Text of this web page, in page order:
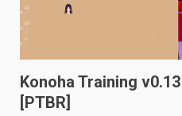
Konoha Training v0.13
[PTBR]